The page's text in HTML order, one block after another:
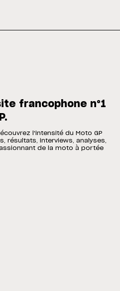
francophone n°1
l'intensité du Moto GP
résultats, interviews, analyses,
de la moto à portée